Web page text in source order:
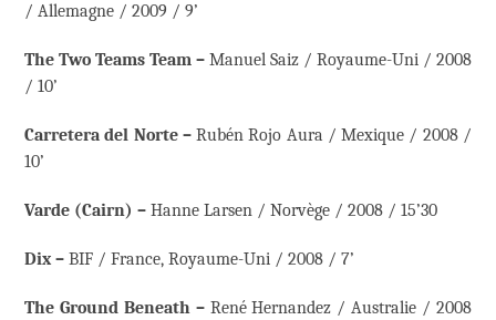
/ Allemagne / 2009 / 9’
The Two Teams Team – Manuel Saiz / Royaume-Uni / 2008
/ 10’
Carretera del Norte –Rubén Rojo Aura / Mexique / 2008 /
10’
Varde (Cairn) – Hanne Larsen / Norvège / 2008 / 15’30
Dix – BIF / France, Royaume-Uni / 2008 / 7’
The Ground Beneath – René Hernandez / Australie / 2008